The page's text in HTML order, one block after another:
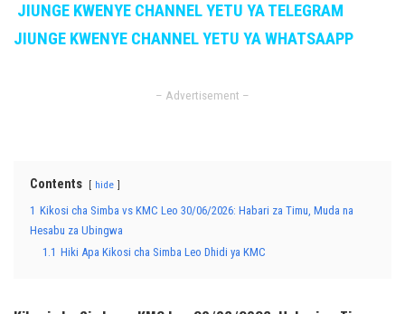
JIUNGE KWENYE CHANNEL YETU YA TELEGRAM
JIUNGE KWENYE CHANNEL YETU YA WHATSAAPP
– Advertisement –
Contents hide
1 Kikosi cha Simba vs KMC Leo 30/06/2026: Habari za Timu, Muda na
Hesabu za Ubingwa
1.1 Hiki Apa Kikosi cha Simba Leo Dhidi ya KMC